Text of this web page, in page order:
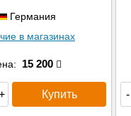
Германия
в магазинах
15 200
Купить -